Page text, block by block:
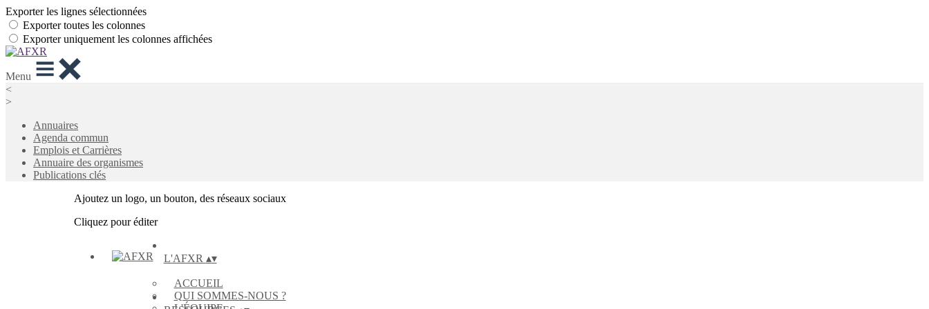
Exporter les lignes sélectionnées
Exporter toutes les colonnes
Exporter uniquement les colonnes affichées
Menu
<
>
Annuaires
Agenda commun
Emplois et Carrières
Annuaire des organismes
Publications clés
Ajoutez un logo, un bouton, des réseaux sociaux
Cliquez pour éditer
L'AFXR ▴▾
ACCUEIL
QUI SOMMES-NOUS ?